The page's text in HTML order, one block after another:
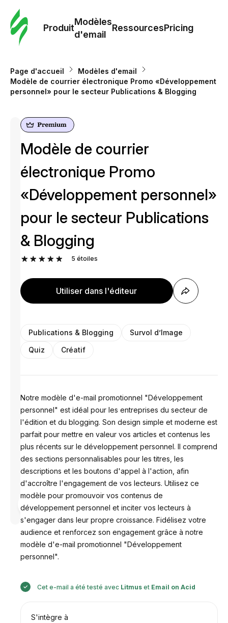
Produit
Modèles
d'email
RessourcesPricing
Page d'accueil
Modèles d'email
Modèle de courrier électronique Promo «Développement
personnel» pour le secteur Publications & Blogging
Conçu par
Anastasiia
Modèle de courrier
électronique Promo
«Développement personnel»
pour le secteur Publications
& Blogging
5 étoiles
Utiliser dans l'éditeur
Publications & Blogging
Survol d’Image
Quiz
Créatif
Notre modèle d'e-mail promotionnel "Développement
personnel" est idéal pour les entreprises du secteur de
l'édition et du blogging. Son design simple et moderne est
parfait pour mettre en valeur vos articles et contenus les
plus récents sur le développement personnel. Il comprend
des sections personnalisables pour les titres, les
descriptions et les boutons d'appel à l'action, afin
d'accroître l'engagement de vos lecteurs. Utilisez ce
modèle pour promouvoir vos contenus de
développement personnel et inciter vos lecteurs à
s'engager dans leur propre croissance. Fidélisez votre
audience et renforcez son engagement grâce à notre
modèle d'e-mail promotionnel "Développement
personnel".
Cet e-mail a été testé avec Litmuset Email on Acid
S'intègre à